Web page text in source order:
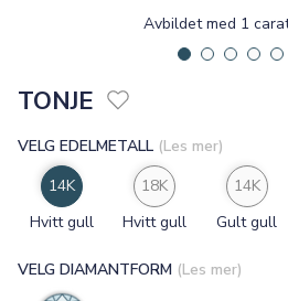
Avbildet med 1
TONJE
VELG EDELMETALL (Les mer)
14K
Hvitt gull
18K
Hvitt gull
14K
Gult gull
VELG DIAMANTFORM (Les mer)